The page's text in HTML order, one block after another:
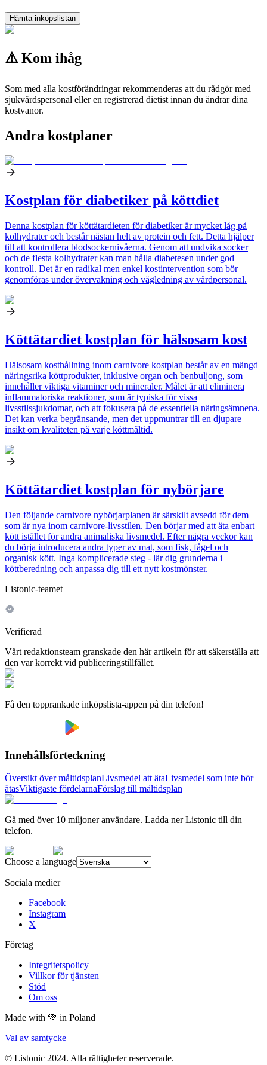
Hämta inköpslistan
⚠️ Kom ihåg
Som med alla kostförändringar rekommenderas att du rådgör med
sjukvårdspersonal eller en registrerad dietist innan du ändrar dina
kostvanor.
Andra kostplaner
Kostplan för diabetiker på köttdiet
Denna kostplan för köttätardieten för diabetiker är mycket låg på
kolhydrater och består nästan helt av protein och fett. Detta hjälper
till att kontrollera blodsockernivåerna. Genom att undvika socker
och de flesta kolhydrater kan man hålla diabetesen under god
kontroll. Det är en radikal men enkel kostintervention som bör
genomföras under övervakning och vägledning av vårdpersonal.
Köttätardiet kostplan för hälsosam kost
Hälsosam kosthållning inom carnivore kostplan består av en mängd
näringsrika köttprodukter, inklusive organ och benbuljong, som
innehåller viktiga vitaminer och mineraler. Målet är att eliminera
inflammatoriska reaktioner, som är typiska för vissa
livsstilssjukdomar, och att fokusera på de essentiella näringsämnena.
Det kan verka begränsande, men det uppmuntrar till en djupare
insikt om kvaliteten på varje köttmåltid.
Köttätardiet kostplan för nybörjare
Den följande carnivore nybörjarplanen är särskilt avsedd för dem
som är nya inom carnivore-livsstilen. Den börjar med att äta enbart
kött istället för andra animaliska livsmedel. Efter några veckor kan
du börja introducera andra typer av mat, som fisk, fågel och
organisk kött. Inga komplicerade steg - lär dig grunderna i
köttberedning och anpassa dig till ett nytt kostmönster.
Listonic-teamet
Verifierad
Vårt redaktionsteam granskade den här artikeln för att säkerställa att
den var korrekt vid publiceringstillfället.
Få den topprankade inköpslista-appen på din telefon!
Innehållsförteckning
Översikt över måltidsplanLivsmedel att ätaLivsmedel som inte bör
ätasViktigaste fördelarnaFörslag till måltidsplan
Gå med över 10 miljoner användare. Ladda ner Listonic till din
telefon.
Choose a language
Sociala medier
Facebook
Instagram
X
Företag
Integritetspolicy
Villkor för tjänsten
Stöd
Om oss
Made with 💚 in Poland
Val av samtycke|
© Listonic 2024. Alla rättigheter reserverade.